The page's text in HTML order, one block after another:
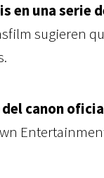
en una serie
sugieren
canon